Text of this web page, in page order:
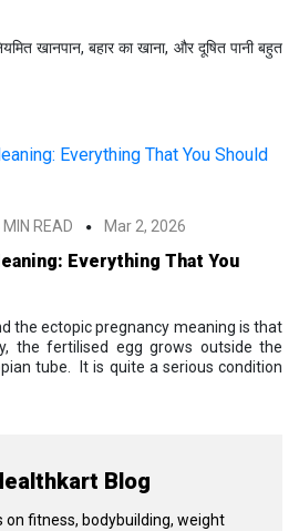
Blog
on fitness, bodybuilding, weight
खानपान, बहार का खाना, और दूषित पानी बहुत
MIN READ Mar 2, 2026
Everything That You
the ectopic pregnancy meaning is that
the fertilised egg grows outside the
tube. It is quite a serious condition